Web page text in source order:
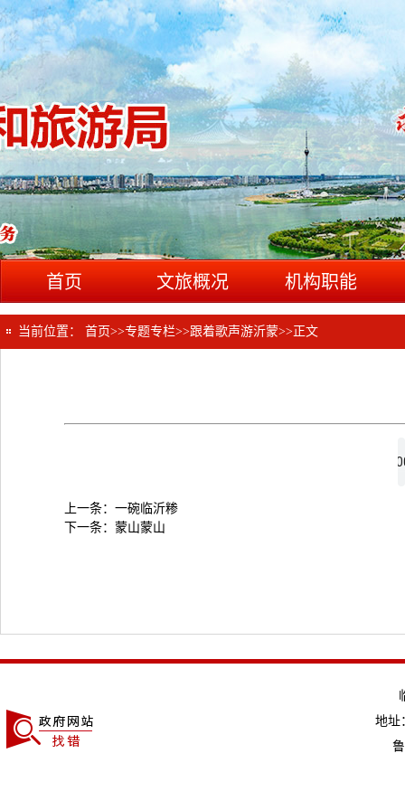
首页 文旅概况 机构职能
当前位置： 首页>>专题专栏>>跟着歌声游沂蒙>> 正文
上一条： 一碗临沂糁
下一条： 蒙山蒙山
地址